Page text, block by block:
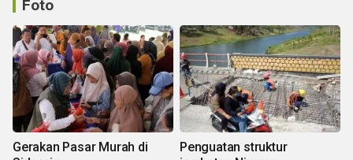
Foto
Gerakan Pasar Murah di
Penguatan struktur